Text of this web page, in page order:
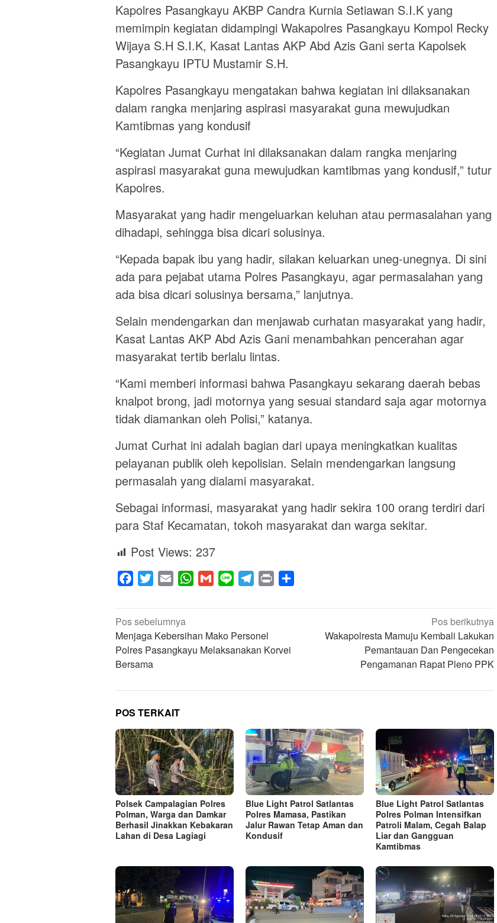
Kapolres Pasangkayu AKBP Candra Kurnia Setiawan S.I.K yang
memimpin kegiatan didampingi Wakapolres Pasangkayu Kompol Recky
Wijaya S.H S.I.K, Kasat Lantas AKP Abd Azis Gani serta Kapolsek
Pasangkayu IPTU Mustamir S.H.
Kapolres Pasangkayu mengatakan bahwa kegiatan ini dilaksanakan
dalam rangka menjaring aspirasi masyarakat guna mewujudkan
Kamtibmas yang kondusif
“Kegiatan Jumat Curhat ini dilaksanakan dalam rangka menjaring
aspirasi masyarakat guna mewujudkan kamtibmas yang kondusif,” tutur
Kapolres.
Masyarakat yang hadir mengeluarkan keluhan atau permasalahan yang
dihadapi, sehingga bisa dicari solusinya.
“Kepada bapak ibu yang hadir, silakan keluarkan uneg-unegnya. Di sini
ada para pejabat utama Polres Pasangkayu, agar permasalahan yang
ada bisa dicari solusinya bersama,” lanjutnya.
Selain mendengarkan dan menjawab curhatan masyarakat yang hadir,
Kasat Lantas AKP Abd Azis Gani menambahkan pencerahan agar
masyarakat tertib berlalu lintas.
“Kami memberi informasi bahwa Pasangkayu sekarang daerah bebas
knalpot brong, jadi motornya yang sesuai standard saja agar motornya
tidak diamankan oleh Polisi,” katanya.
Jumat Curhat ini adalah bagian dari upaya meningkatkan kualitas
pelayanan publik oleh kepolisian. Selain mendengarkan langsung
permasalah yang dialami masyarakat.
Sebagai informasi, masyarakat yang hadir sekira 100 orang terdiri dari
para Staf Kecamatan, tokoh masyarakat dan warga sekitar.
Post Views: 237
Facebook
Twitter Email WhatsApp
Gmail Line Telegram
Print
Navigasi
pos
Pos sebelumnya
Menjaga Kebersihan Mako Personel
Polres Pasangkayu Melaksanakan Korvei
Bersama
Pos berikutnya
Wakapolresta Mamuju Kembali Lakukan
Pemantauan Dan Pengecekan
Pengamanan Rapat Pleno PPK
POS TERKAIT
Polsek Campalagian Polres
Polman, Warga dan Damkar
Berhasil Jinakkan Kebakaran
Lahan di Desa Lagiagi
Blue Light Patrol Satlantas
Polres Mamasa, Pastikan
Jalur Rawan Tetap Aman dan
Kondusif
Blue Light Patrol Satlantas
Polres Polman Intensifkan
Patroli Malam, Cegah Balap
Liar dan Gangguan
Kamtibmas